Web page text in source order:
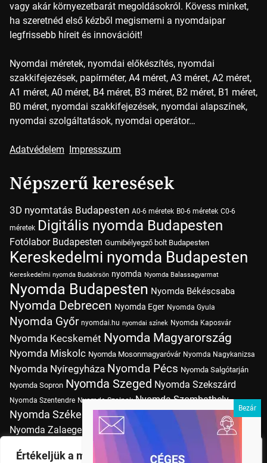
Értékeljük a magánéletét
vagy akár környezetbarát megoldásokról. Kövess minket,
ha szeretnéd első kézből megismerni a nyomdaipar
legfrissebb híreit és innovációit!
Nyomdai méretek, nyomdai előkészítés, nyomdai
szakkifejezések, papírméter, A4 méret, A3 méret, A2 méret,
A1 méret, A0 méret, B4 méret, B3 méret, B2 méret, B1 méret,
B0 méret, nyomdai szakkifejezések, nyomdai alapszínek,
nyomdai szolgáltatások, nyomdai operátor…
Adatvédelem Impresszum
Népszerű keresések
3D nyomtatás Budapesten A0-6 méretek B0-6 méretek C0-6
méretek Digitális nyomda Budapesten
Fotólabor Budapesten Gumibélyegző bolt Budapesten
Kereskedelmi nyomda Budapesten
Kereskedelmi nyomda Budaörsön nyomda Nyomda Balassagyarmat
Nyomda Budapesten Nyomda Békéscsaba
Nyomda Debrecen Nyomda Eger Nyomda Gyula
Nyomda Győr nyomdai.hu nyomdai színek Nyomda Kaposvár
Nyomda Kecskemét Nyomda Magyarország
Nyomda Miskolc Nyomda Mosonmagyaróvár Nyomda Nagykanizsa
Nyomda Nyíregyháza Nyomda Pécs Nyomda Salgótarján
Nyomda Sopron Nyomda Szeged Nyomda Szekszárd
Nyomda Szentendre Nyomda Szolnok Nyomda Szombathely
Nyomda Székesfehérvár Nyomda Tatabánya Nyomda Vác
Nyomda Zalaegerszeg Nyomda Érd nyomtatás
Nyomtatás Budapesten